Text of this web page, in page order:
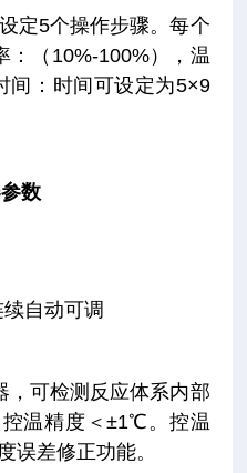
定5个操作步骤。每个
：（10%-100%），温
间：时间可设定为5×9
数
自动可调
，可检测反应体系内部
温精度＜±1℃。控温
误差修正功能。